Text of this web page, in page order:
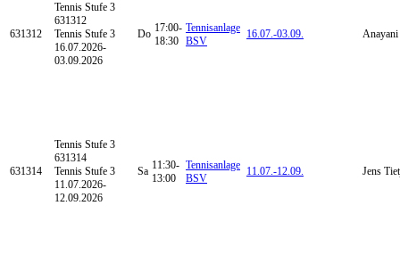
631312
Tennis Stufe 3
631312
Tennis Stufe 3
16.07.2026-
03.09.2026
Do 17:00-
18:30
Tennisanlage
BSV
16.07.-03.09.
631314
Tennis Stufe 3
631314
Tennis Stufe 3
11.07.2026-
12.09.2026
Sa 11:30-
13:00
Tennisanlage
BSV
11.07.-12.09. Jens